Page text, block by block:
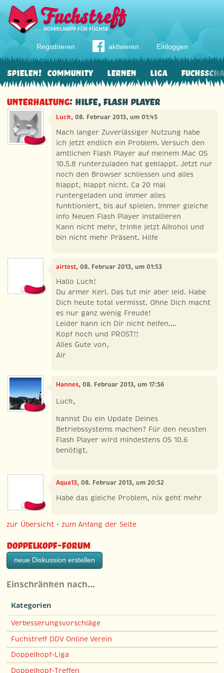
Registrieren aktivieren Einloggen
Community Lernen Liga
Spielen!
Unterhaltung: Hilfe, Flash Player
Luck, 08. Februar 2013, um 01:45
Nach langer Zuverlässiger Nutzung habe
ich jetzt endlich ein Problem. Versuch den
amtlichen Flash Player auf meinem Mac OS
10.5.8 runterzuladen hat geklappt. Jetzt nur
noch den Browser schliessen und alles
klappt, klappt nicht. Ca 20 mal
runtergeladen und immer alles
funktioniert, bis auf spielen. Immer gleiche
info Neuen Flash Player installieren
Kann nicht mehr, trinke jetzt Alkohol und
bin nicht mehr Präsent. Hilfe
airtest, 08. Februar 2013, um 01:53
Hallo Luck!
Du armer Kerl. Das tut mir aber leid. Habe
Dich heute total vermisst. Ohne Dich macht
es nur ganz wenig Freude!
Leider kann ich Dir nicht helfen....
Kopf hoch und PROST!!
Alles Gute von,
Air
Hannes, 08. Februar 2013, um 17:56
Luck,
kannst Du ein Update Deines
Betriebssystems machen? Für den neusten
Flash Player wird mindestens OS 10.6
benötigt.
Aqua13, 08. Februar 2013, um 20:52
Habe das gleiche Problem, nix geht mehr
zur Übersicht •zum Anfang der Seite
Doppelkopf-Forum
neue Diskussion erstellen
Einschränken nach…
Kategorien
Verbesserungsvorschläge
Fuchstreff DDV Online Verein
Doppelkopf-Liga
Doppelkopf-Treffen